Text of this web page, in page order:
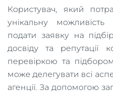
Користувач, який
унікальну
подати заявку на
досвіду та репутації
перевіркою та
може делегувати всі
агенції. За допомогою